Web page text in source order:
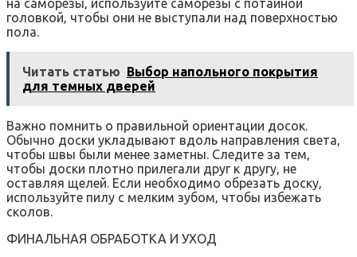
на саморезы‚ используйте саморезы с потайной
головкой‚ чтобы они не выступали над поверхностью
пола.
Читать статью Выбор напольного покрытия
для темных дверей
Важно помнить о правильной ориентации досок.
Обычно доски укладывают вдоль направления света‚
чтобы швы были менее заметны. Следите за тем‚
чтобы доски плотно прилегали друг к другу‚ не
оставляя щелей. Если необходимо обрезать доску‚
используйте пилу с мелким зубом‚ чтобы избежать
сколов.
ФИНАЛЬНАЯ ОБРАБОТКА И УХОД